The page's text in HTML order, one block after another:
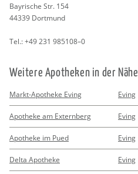
Bay­ri­sche Str. 154
44339 Dort­mund
Tel.:+49 231 985108–0
Wei­te­re Apo­the­ken in der Nähe
Markt-Apotheke Eving Eving
Apotheke am Externberg Eving
Apotheke im Pued Eving
Delta Apotheke Eving